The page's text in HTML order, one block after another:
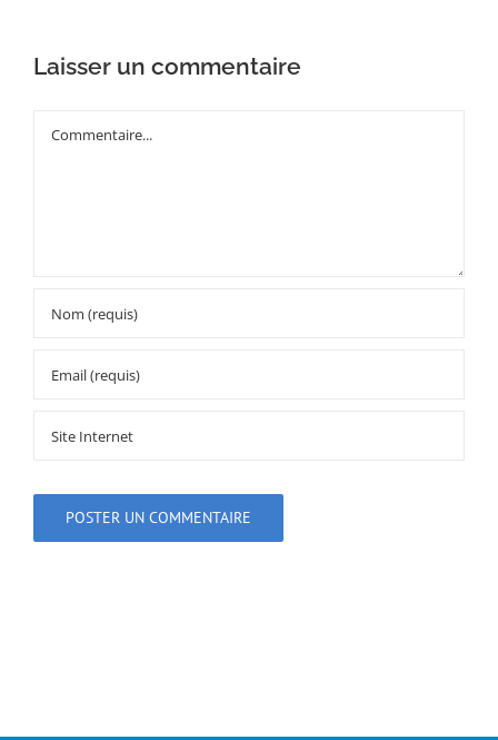
Laisser un commentaire
Commentaire